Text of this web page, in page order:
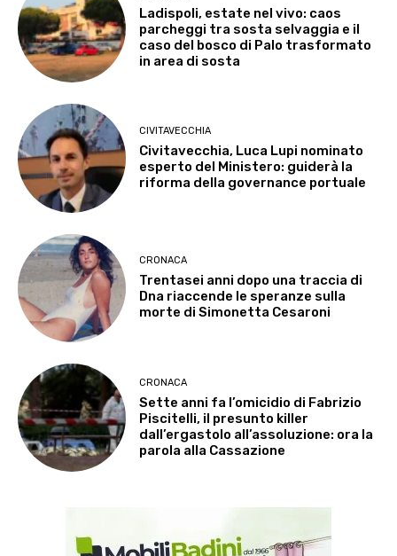
Ladispoli, estate nel vivo: caos
parcheggi tra sosta selvaggia e il
caso del bosco di Palo trasformato
in area di sosta
CIVITAVECCHIA
Civitavecchia, Luca Lupi nominato
esperto del Ministero: guiderà la
riforma della governance portuale
CRONACA
Trentasei anni dopo una traccia di
Dna riaccende le speranze sulla
morte di Simonetta Cesaroni
CRONACA
Sette anni fa l’omicidio di Fabrizio
Piscitelli, il presunto killer
dall’ergastolo all’assoluzione: ora la
parola alla Cassazione